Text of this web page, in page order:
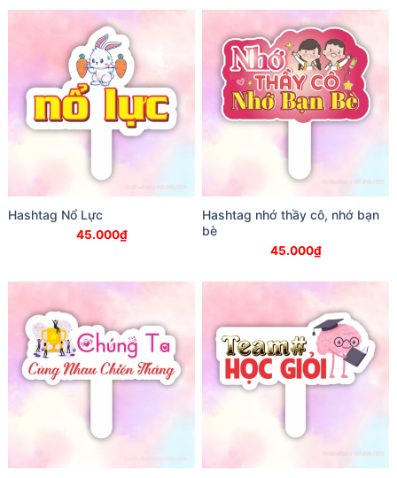
Hashtag Nổ Lực
45.000₫
Hashtag nhớ thầy cô, nhớ bạn
bè
45.000₫